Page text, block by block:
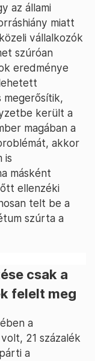
az állami
miatt
vállalkozók
szúróan
eredménye
megerősítik,
került a
magában a
akkor
is
másként
ellenzéki
telt be a
szúrta a
csak a
felelt meg
a
21 százalék
a